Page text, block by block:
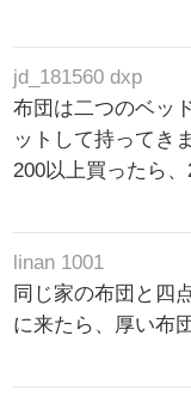
jd_181560 dxp
布団は二つのベッ
ットして持ってき
200以上買ったら
linan 1001
同じ家の布団と四
に来たら、厚い布